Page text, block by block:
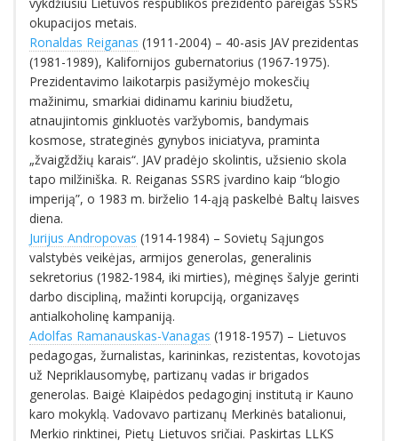
okupacijos metais.
Ronaldas Reiganas (1911-2004) – 40-asis JAV prezidentas
(1981-1989), Kalifornijos gubernatorius (1967-1975).
Prezidentavimo laikotarpis pasižymėjo mokesčių
mažinimu, smarkiai didinamu kariniu biudžetu,
atnaujintomis ginkluotės varžybomis, bandymais
kosmose, strateginės gynybos iniciatyva, praminta
„žvaigždžių karais“. JAV pradėjo skolintis, užsienio skola
tapo milžiniška. R. Reiganas SSRS įvardino kaip “blogio
imperiją”, o 1983 m. birželio 14-ąją paskelbė Baltų laisves
diena.
Jurijus Andropovas (1914-1984) – Sovietų Sąjungos
valstybės veikėjas, armijos generolas, generalinis
sekretorius (1982-1984, iki mirties), mėginęs šalyje gerinti
darbo discipliną, mažinti korupciją, organizavęs
antialkoholinę kampaniją.
Adolfas Ramanauskas-Vanagas (1918-1957) – Lietuvos
pedagogas, žurnalistas, karininkas, rezistentas, kovotojas
už Nepriklausomybę, partizanų vadas ir brigados
generolas. Baigė Klaipėdos pedagoginį institutą ir Kauno
karo mokyklą. Vadovavo partizanų Merkinės batalionui,
Merkio rinktinei, Pietų Lietuvos sričiai. Paskirtas LLKS